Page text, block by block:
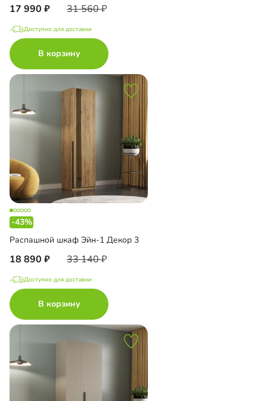
17 990 31 560
Доступно для доставки
В корзину
-43%
Распашной шкаф Эйн-1 Декор 3
18 890 33 140
Доступно для доставки
В корзину